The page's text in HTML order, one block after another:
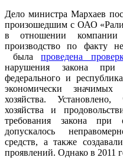
Дело министра Мархаев
произошедшим с ОАО
в отношении компании
производство по факту
была проведена
нарушения закона при
федерального и
экономически значимых
хозяйства.
хозяйства и
требования закона при
допускалось
средств, а также
проявлений. Однако в 2011